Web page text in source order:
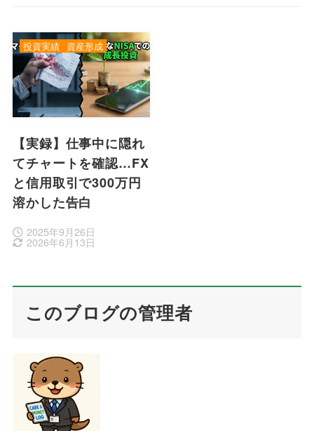
【実録】仕事中に隠れ
てチャートを確認…FX
と信用取引で300万円
溶かした告白
2025年9月26日
2026年6月13日
投資実績 資産形成
このブログの管理者